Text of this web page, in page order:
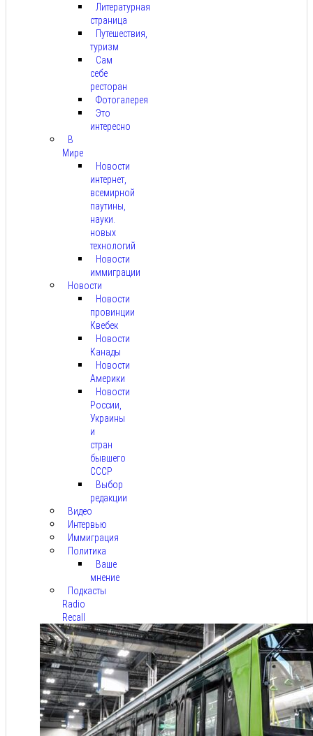
Литературная
страница
Путешествия,
туризм
Сам
себе
ресторан
Фотогалерея
Это
интересно
В
Мире
Новости
интернет,
всемирной
паутины,
науки.
новых
технологий
Новости
иммиграции
Новости
Новости
провинции
Квебек
Новости
Канады
Новости
Америки
Новости
России,
Украины
и
стран
бывшего
СССР
Выбор
редакции
Видео
Интервью
Иммиграция
Политика
Ваше
мнение
Подкасты
Radio
Recall